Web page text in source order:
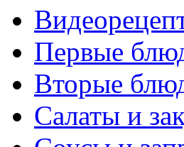
Первые
Вторые
Салаты и